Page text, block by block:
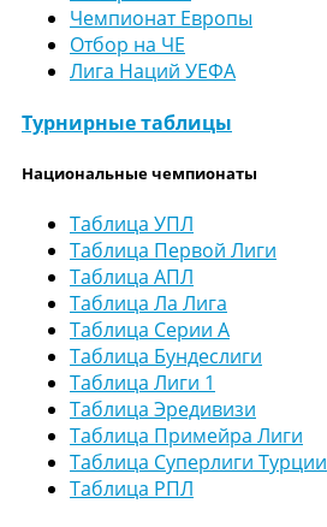
Чемпионат Европы
Отбор на ЧЕ
Лига Наций УЕФА
Турнирные таблицы
Национальные чемпионаты
Таблица УПЛ
Таблица Первой Лиги
Таблица АПЛ
Таблица Ла Лига
Таблица Серии А
Таблица Бундеслиги
Таблица Лиги 1
Таблица Эредивизи
Таблица Примейра Лиги
Таблица Суперлиги Турции
Таблица РПЛ